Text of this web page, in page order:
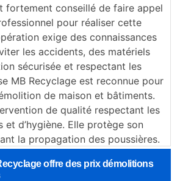
fortement conseillé de faire appel
pour réaliser cette
exige des connaissances
les accidents, des matériels
sécurisée et respectant les
MB Recyclage est reconnue pour
de maison et bâtiments.
de qualité respectant les
et d’hygiène. Elle protège son
la propagation des poussières.
offre des prix démolitions